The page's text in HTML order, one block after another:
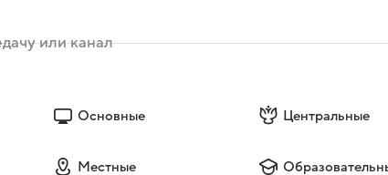
Основные Центральные
Местные